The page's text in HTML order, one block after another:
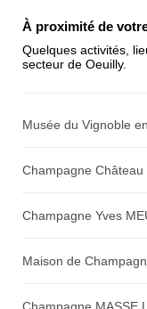
Antispam - Combien
chiffres) :
À proximité de
Quelques activités,
secteur de Oeuilly.
Musée du Vignoble
Champagne
Champagne Yves
Maison de